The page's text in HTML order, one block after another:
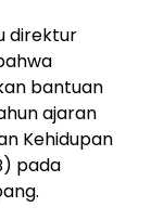
direktur
bantuan
ajaran
Kehidupan
pada